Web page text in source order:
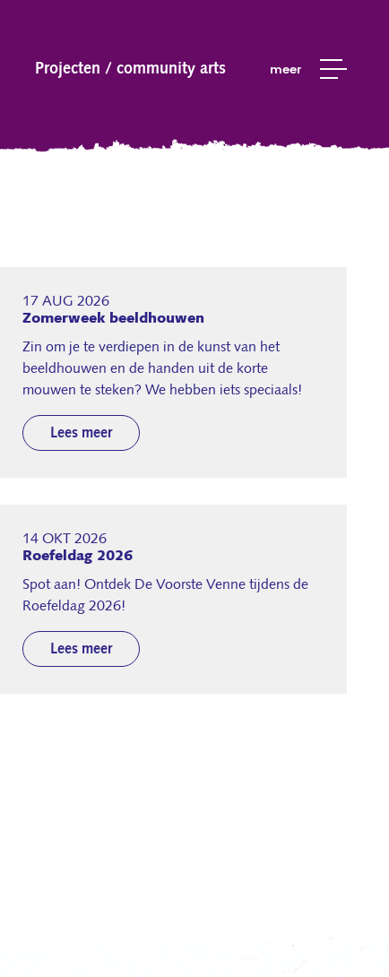
Projecten / community arts meer
17 AUG 2026
Zomerweek beeldhouwen
Zin om je te verdiepen in de kunst van het
beeldhouwen en de handen uit de korte
mouwen te steken? We hebben iets speciaals!
Lees meer
14 OKT 2026
Roefeldag 2026
Spot aan! Ontdek De Voorste Venne tijdens de
Roefeldag 2026!
Lees meer